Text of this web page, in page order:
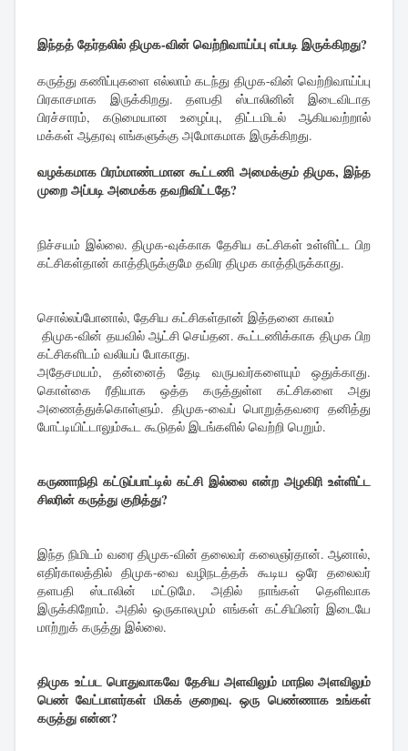
இந்தத் தேர்தலில் திமுக-வின் வெற்றிவாய்ப்பு எப்படி இருக்கிறது?
கருத்து கணிப்புகளை எல்லாம் கடந்து திமுக-வின் வெற்றிவாய்ப்பு
பிரகாசமாக இருக்கிறது. தளபதி ஸ்டாலினின் இடைவிடாத
பிரச்சாரம், கடுமையான உழைப்பு, திட்டமிடல் ஆகியவற்றால்
மக்கள் ஆதரவு எங்களுக்கு அமோகமாக இருக்கிறது.
வழக்கமாக பிரம்மாண்டமான கூட்டணி அமைக்கும் திமுக, இந்த
முறை அப்படி அமைக்க தவறிவிட்டதே?
நிச்சயம் இல்லை. திமுக-வுக்காக தேசிய கட்சிகள் உள்ளிட்ட பிற
கட்சிகள்தான் காத்திருக்குமே தவிர திமுக காத்திருக்காது.
சொல்லப்போனால், தேசிய கட்சிகள்தான் இத்தனை காலம்
திமுக-வின் தயவில் ஆட்சி செய்தன. கூட்டணிக்காக திமுக பிற
கட்சிகளிடம் வலியப் போகாது.
அதேசமயம், தன்னைத் தேடி வருபவர்களையும் ஒதுக்காது.
கொள்கை ரீதியாக ஒத்த கருத்துள்ள கட்சிகளை அது
அணைத்துக்கொள்ளும். திமுக-வைப் பொறுத்தவரை தனித்து
போட்டியிட்டாலும்கூட கூடுதல் இடங்களில் வெற்றி பெறும்.
கருணாநிதி கட்டுப்பாட்டில் கட்சி இல்லை என்ற அழகிரி உள்ளிட்ட
சிலரின் கருத்து குறித்து?
இந்த நிமிடம் வரை திமுக-வின் தலைவர் கலைஞர்தான். ஆனால்,
எதிர்காலத்தில் திமுக-வை வழிநடத்தக் கூடிய ஒரே தலைவர்
தளபதி ஸ்டாலின் மட்டுமே. அதில் நாங்கள் தெளிவாக
இருக்கிறோம். அதில் ஒருகாலமும் எங்கள் கட்சியினர் இடையே
மாற்றுக் கருத்து இல்லை.
திமுக உட்பட பொதுவாகவே தேசிய அளவிலும் மாநில அளவிலும்
பெண் வேட்பாளர்கள் மிகக் குறைவு. ஒரு பெண்ணாக உங்கள்
கருத்து என்ன?